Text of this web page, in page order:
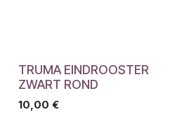
TRUMA EINDROOSTER
ZWART ROND
10,00 €